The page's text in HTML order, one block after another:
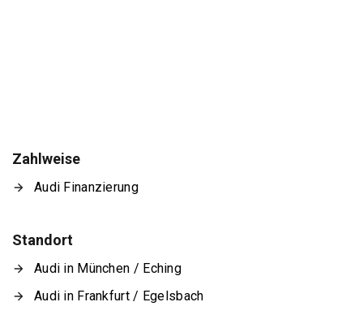
Zahlweise
Audi Finanzierung
Standort
Audi in München / Eching
Audi in Frankfurt / Egelsbach